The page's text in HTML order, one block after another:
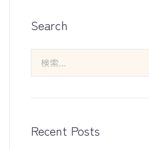
Search
Recent Posts